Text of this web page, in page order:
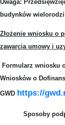
Uwaga:
budynków
Złożenie wniosku o
zawarcia umowy i
Formularz wniosku
Wniosków o
GWD https://
Sposoby